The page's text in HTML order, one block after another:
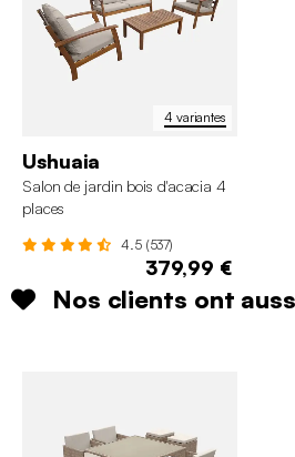
4 variantes
Ushuaia
Salon de jardin bois d'acacia 4
places
4.5 (537)
379,99 €
Nos clients ont